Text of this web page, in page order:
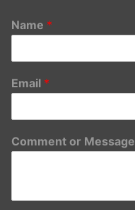
Name *
Email *
Comment or Message